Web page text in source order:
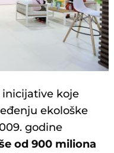
inicijative koje
ekološke
godine
od 900 miliona